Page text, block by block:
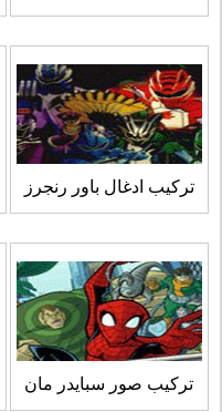
تركيب ادغال باور رنجرز
تركيب صور سبايدر مان